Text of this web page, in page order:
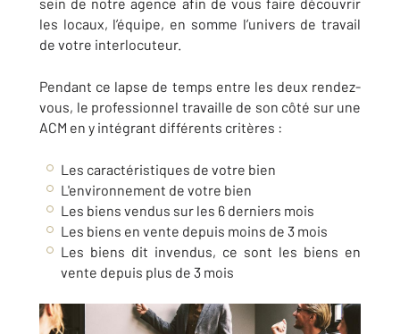
les locaux, l’équipe, en somme l’univers de travail
de votre interlocuteur.
Pendant ce lapse de temps entre les deux rendez-
vous, le professionnel travaille de son côté sur une
ACM en y intégrant différents critères :
Les caractéristiques de votre bien
L'environnement de votre bien
Les biens vendus sur les 6 derniers mois
Les biens en vente depuis moins de 3 mois
Les biens dit invendus, ce sont les biens en
vente depuis plus de 3 mois